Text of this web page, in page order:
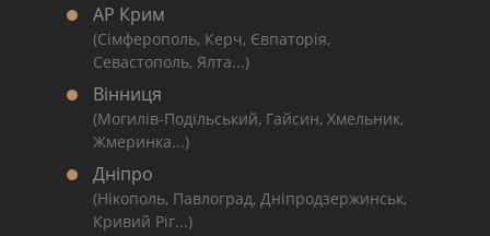
АР Крим
(Сімферополь, Керч, Євпаторія,
Севастополь, Ялта...)
Вінниця
(Могилів-Подільський, Гайсин, Хмельник,
Жмеринка...)
Дніпро
(Нікополь, Павлоград, Дніпродзержинськ,
Кривий Ріг...)